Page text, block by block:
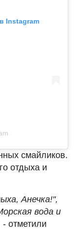
Instagram
смайликов.
отдыха и
Анечка!",
вода и
- отметили